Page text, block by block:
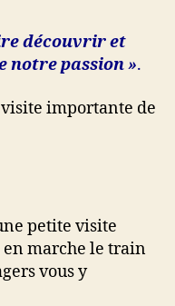
découvrir et
notre passion ».
importante de
petite visite
en marche le train
vous y